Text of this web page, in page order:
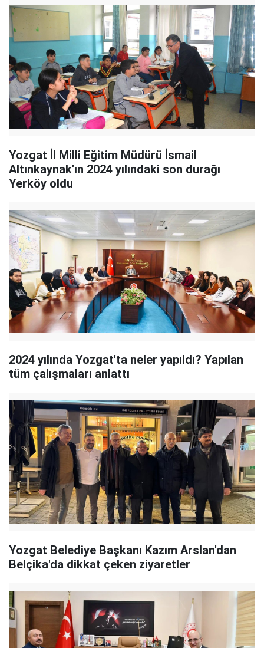
Yozgat İl Milli Eğitim Müdürü İsmail
Altınkaynak'ın 2024 yılındaki son durağı
Yerköy oldu
2024 yılında Yozgat'ta neler yapıldı? Yapılan
tüm çalışmaları anlattı
Yozgat Belediye Başkanı Kazım Arslan'dan
Belçika'da dikkat çeken ziyaretler